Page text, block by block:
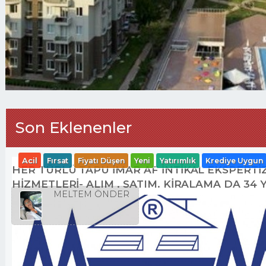
Son Eklenenler
HER TÜRLÜ TAPU İMAR AF İNTİKAL
HİZMETLERİ- ALIM . SATIM. KİRALAMA DA 34
Acil Fırsat Fiyatı Düşen Yeni Yatırımlık Krediye Uygun
MELTEM ÖNDER